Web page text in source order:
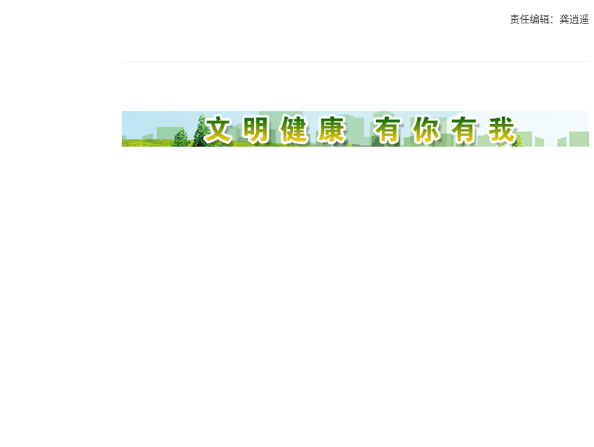
责任编辑：龚逍遥